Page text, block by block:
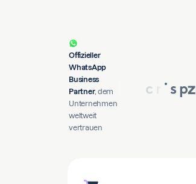
Offizieller
WhatsApp
Business
Partner, dem
Unternehmen
weltweit
vertrauen